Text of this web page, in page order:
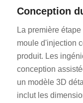
Conception
La première
moule d'injection
produit. Les
conception
un modèle 3D
inclut les